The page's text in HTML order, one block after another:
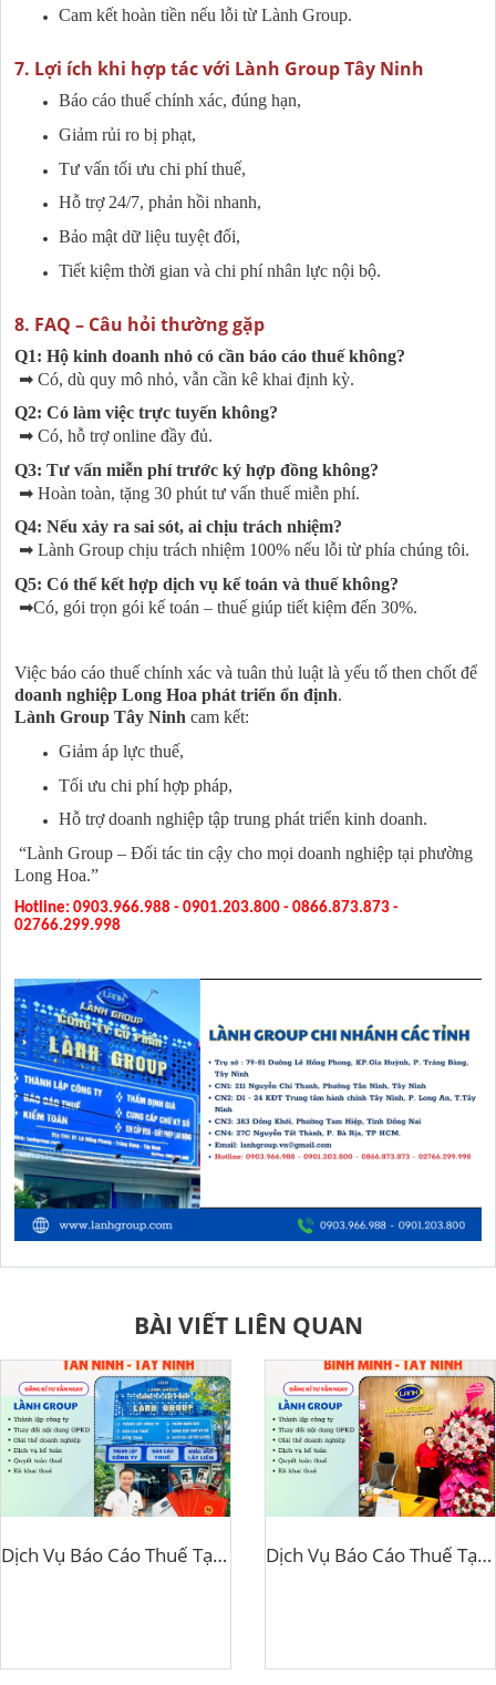
Cam kết hoàn tiền nếu lỗi từ Lành Group.
7. Lợi ích khi hợp tác với Lành Group Tây Ninh
Báo cáo thuế chính xác, đúng hạn,
Giảm rủi ro bị phạt,
Tư vấn tối ưu chi phí thuế,
Hỗ trợ 24/7, phản hồi nhanh,
Bảo mật dữ liệu tuyệt đối,
Tiết kiệm thời gian và chi phí nhân lực nội bộ.
8. FAQ – Câu hỏi thường gặp
Q1: Hộ kinh doanh nhỏ có cần báo cáo thuế không?
➡ Có, dù quy mô nhỏ, vẫn cần kê khai định kỳ.
Q2: Có làm việc trực tuyến không?
➡ Có, hỗ trợ online đầy đủ.
Q3: Tư vấn miễn phí trước ký hợp đồng không?
➡ Hoàn toàn, tặng 30 phút tư vấn thuế miễn phí.
Q4: Nếu xảy ra sai sót, ai chịu trách nhiệm?
➡ Lành Group chịu trách nhiệm 100% nếu lỗi từ phía chúng tôi.
Q5: Có thể kết hợp dịch vụ kế toán và thuế không?
➡Có, gói trọn gói kế toán – thuế giúp tiết kiệm đến 30%.
Việc báo cáo thuế chính xác và tuân thủ luật là yếu tố then chốt để
doanh nghiệp Long Hoa phát triển ổn định.
Lành Group Tây Ninh cam kết:
Giảm áp lực thuế,
Tối ưu chi phí hợp pháp,
Hỗ trợ doanh nghiệp tập trung phát triển kinh doanh.
“Lành Group – Đối tác tin cậy cho mọi doanh nghiệp tại phường
Long Hoa.”
Hotline: 0903.966.988 - 0901.203.800 - 0866.873.873 -
02766.299.998
BÀI VIẾT LIÊN QUAN
Dịch Vụ Báo Cáo Thuế Tại Phường Tân Ninh, Tây Ninh – Giải Pháp Thuế Uy Tín Từ Lành Group Tây Ninh Dịch Vụ Báo Cáo Thuế Tại Phường Bình Minh, Tây Ninh – Giải Pháp Tài Chính An Toàn Từ Lành Group Tây Ninh